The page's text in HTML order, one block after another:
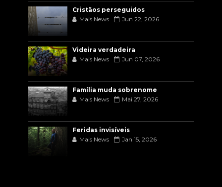
Cristãos perseguidos
Mais News
Jun 22, 2026
Videira verdadeira
Mais News
Jun 07, 2026
Família muda sobrenome
Mais News
Mai 27, 2026
Feridas invisíveis
Mais News
Jan 15, 2026